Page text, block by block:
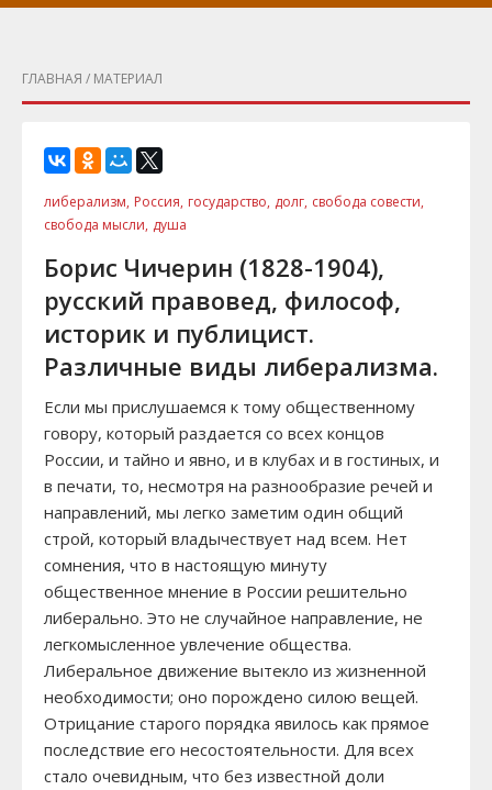
ГЛАВНАЯ / МАТЕРИАЛ
либерализм, Россия, государство, долг, свобода совести,
свобода мысли, душа
Борис Чичерин (1828-1904),
русский правовед, философ,
историк и публицист.
Различные виды либерализма.
Если мы прислушаемся к тому общественному
говору, который раздается со всех концов
России, и тайно и явно, и в клубах и в гостиных, и
в печати, то, несмотря на разнообразие речей и
направлений, мы легко заметим один общий
строй, который владычествует над всем. Нет
сомнения, что в настоящую минуту
общественное мнение в России решительно
либерально. Это не случайное направление, не
легкомысленное увлечение общества.
Либеральное движение вытекло из жизненной
необходимости; оно порождено силою вещей.
Отрицание старого порядка явилось как прямое
последствие его несостоятельности. Для всех
стало очевидным, что без известной доли